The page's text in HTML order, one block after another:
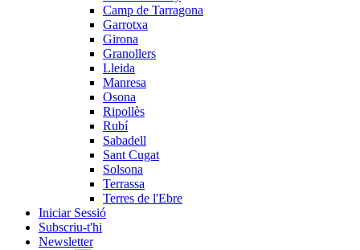
Camp de Tarragona
Garrotxa
Girona
Granollers
Lleida
Manresa
Osona
Ripollès
Rubí
Sabadell
Sant Cugat
Solsona
Terrassa
Terres de l'Ebre
Iniciar Sessió
Subscriu-t'hi
Newsletter